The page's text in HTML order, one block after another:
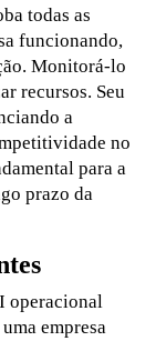
todas as
funcionando,
Monitorá-lo
recursos. Seu
a
no
para a
prazo da
operacional
empresa